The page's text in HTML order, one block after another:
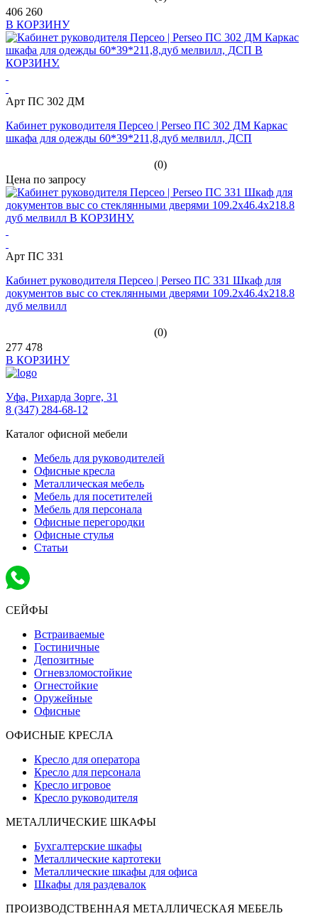
406 260
В КОРЗИНУ
Арт ПС 302 ДМ
Кабинет руководителя Персео | Perseo ПС 302 ДМ Каркас
шкафа для одежды 60*39*211,8,дуб мелвилл, ДСП
(0)
Цена по запросу
Арт ПС 331
Кабинет руководителя Персео | Perseo ПС 331 Шкаф для
документов выс со стеклянными дверями 109.2x46.4x218.8
дуб мелвилл
(0)
277 478
В КОРЗИНУ
Уфа, Рихарда Зорге, 31
8 (347) 284-68-12
Каталог офисной мебели
Мебель для руководителей
Офисные кресла
Металлическая мебель
Мебель для посетителей
Мебель для персонала
Офисные перегородки
Офисные стулья
Статьи
СЕЙФЫ
Встраиваемые
Гостиничные
Депозитные
Огневзломостойкие
Огнестойкие
Оружейные
Офисные
ОФИСНЫЕ КРЕСЛА
Кресло для оператора
Кресло для персонала
Кресло игровое
Кресло руководителя
МЕТАЛЛИЧЕСКИЕ ШКАФЫ
Бухгалтерские шкафы
Металлические картотеки
Металлические шкафы для офиса
Шкафы для раздевалок
ПРОИЗВОДСТВЕННАЯ МЕТАЛЛИЧЕСКАЯ МЕБЕЛЬ